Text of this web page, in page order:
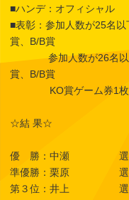
■ハンデ：オフィシャル
■表彰：参加人数が25名
賞、B/B賞
参加人数が26名以上
賞、B/B賞
KO賞ゲーム券1枚
☆結 果☆
優 勝：中瀬 選
準優勝：栗原 選
第３位：井上 選